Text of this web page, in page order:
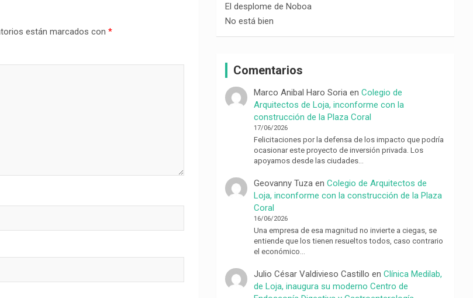
están marcados con *
El desplome de Noboa
No está bien
Comentarios
Marco Anibal Haro Soria enColegio de
Arquitectos de Loja, inconforme con la
construcción de la Plaza Coral
17/06/2026
Felicitaciones por la defensa de los impacto que podría
ocasionar este proyecto de inversión privada. Los
apoyamos desde las ciudades…
Geovanny Tuza enColegio de Arquitectos de
Loja, inconforme con la construcción de la Plaza
Coral
16/06/2026
Una empresa de esa magnitud no invierte a ciegas, se
entiende que los tienen resueltos todos, caso contrario
el económico…
Julio César Valdivieso Castillo enClínica Medilab,
de Loja, inaugura su moderno Centro de